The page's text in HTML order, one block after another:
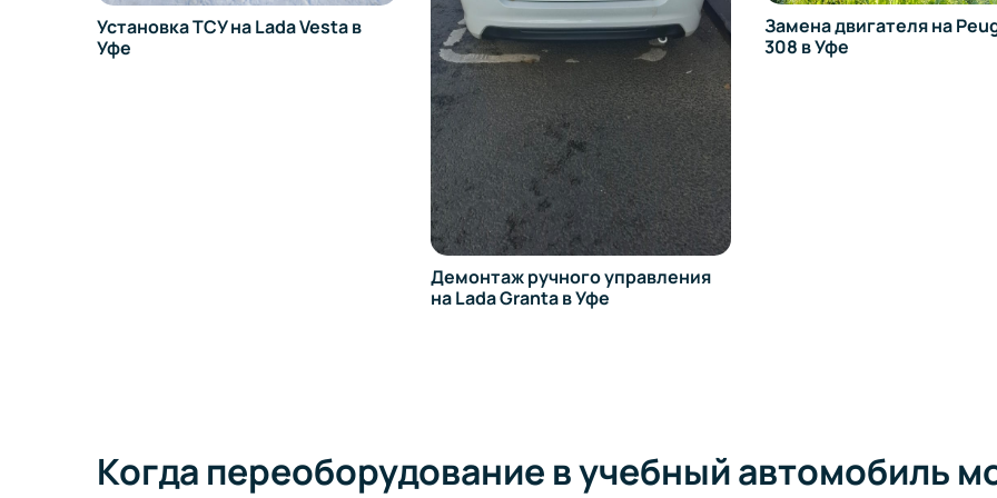
Замена двигателя на Peugeot
308 в Уфе
Замена двигателя на
Уфе
Когда переоборудование в учебный автомобиль